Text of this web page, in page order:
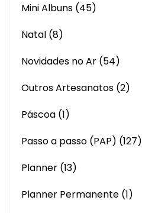
Mini Albuns (45)
Natal (8)
Novidades no Ar (54)
Outros Artesanatos (2)
Páscoa (1)
Passo a passo (PAP) (127)
Planner (13)
Planner Permanente (1)